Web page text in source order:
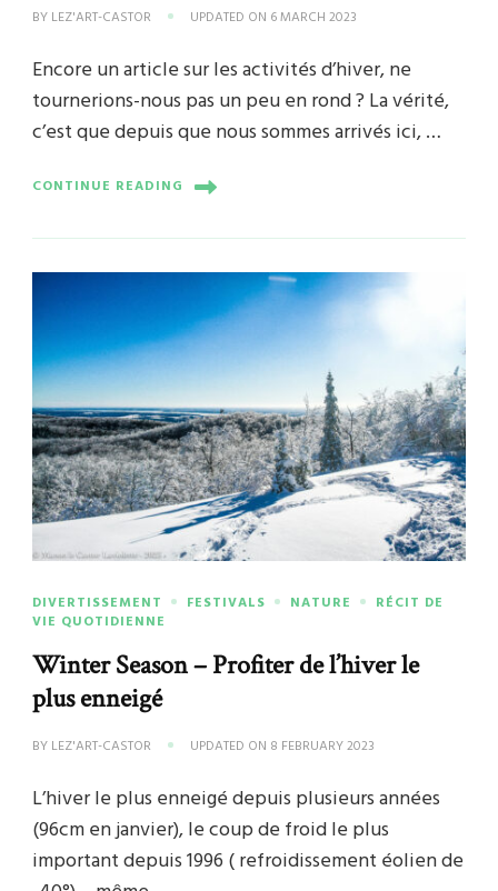
BY LEZ'ART-CASTOR UPDATED ON 6 MARCH 2023
Encore un article sur les activités d’hiver, ne
tournerions-nous pas un peu en rond ? La vérité,
c’est que depuis que nous sommes arrivés ici, …
CONTINUE READING
DIVERTISSEMENT FESTIVALS NATURE
RÉCIT DE
VIE QUOTIDIENNE
Winter Season – Profiter de l’hiver le
plus enneigé
BY LEZ'ART-CASTOR UPDATED ON 8 FEBRUARY 2023
L’hiver le plus enneigé depuis plusieurs années
(96cm en janvier), le coup de froid le plus
important depuis 1996 ( refroidissement éolien de